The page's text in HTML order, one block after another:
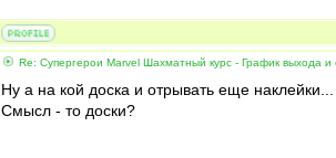
Re: Супергерои Marvel Шахматный курс - График выхода и
Ну а на кой доска и отрывать еще наклейки...
Смысл - то доски?